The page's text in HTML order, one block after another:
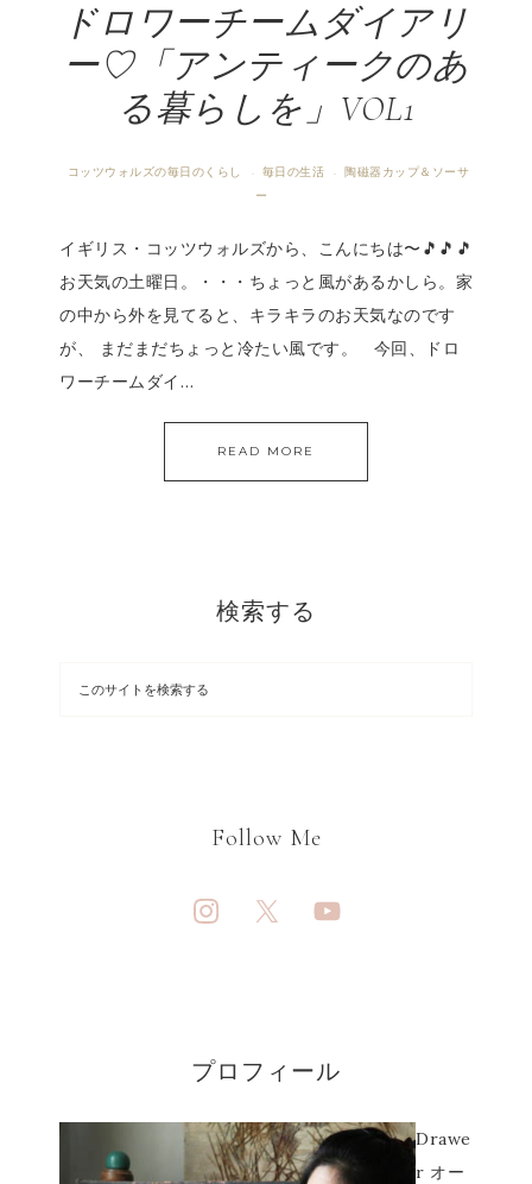
ドロワーチームダイアリ
ー♡「アンティークのあ
る暮らしを」VOL1
コッツウォルズの毎日のくらし · 毎日の生活 ·
陶磁器カップ＆ソーサ
ー
イギリス・コッツウォルズから、こんにちは〜🎵🎵🎵
お天気の土曜日。・・・ちょっと風があるかしら。家
の中から外を見てると、キラキラのお天気なのです
が、 まだまだちょっと冷たい風です。 今回、ドロ
ワーチームダイ…
READ MORE
検索する
Follow Me
プロフィール
Drawe
r オー